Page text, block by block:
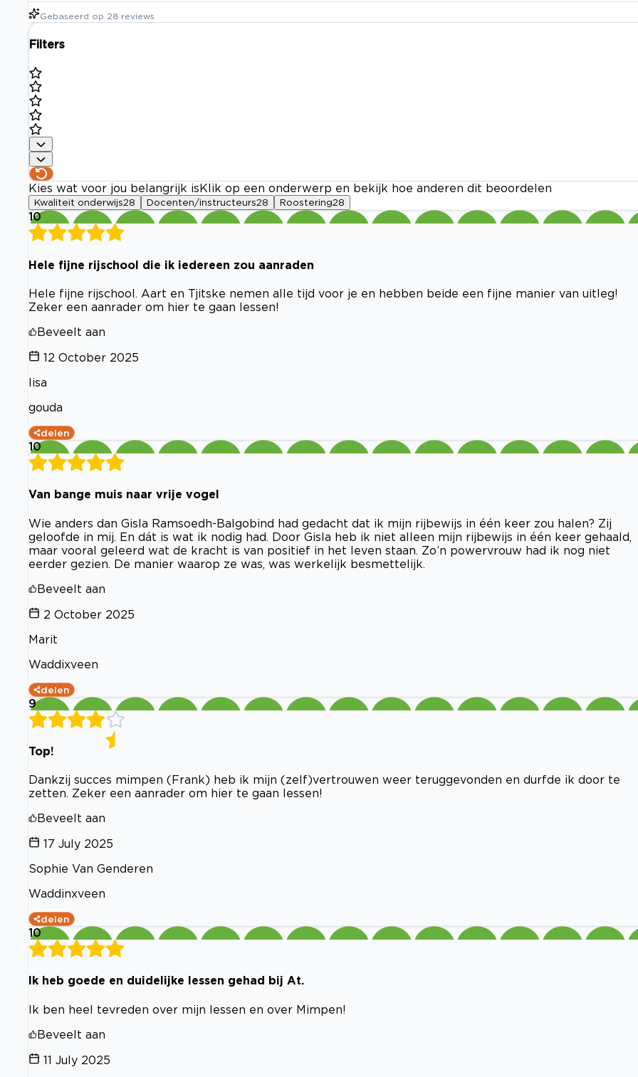
Gebaseerd op 28 reviews
Filters
Kies wat voor jou belangrijk is Klik op een onderwerp en bekijk hoe anderen dit beoordelen
Kwaliteit onderwijs28 Docenten/instructeurs28 Roostering28
10
Hele fijne rijschool die ik iedereen zou aanraden
Hele fijne rijschool. Aart en Tjitske nemen alle tijd voor je en hebben beide een fijne manier van uitleg!
Zeker een aanrader om hier te gaan lessen!
Beveelt aan
12 October 2025
lisa
gouda
delen
10
Van bange muis naar vrije vogel
Wie anders dan Gisla Ramsoedh-Balgobind had gedacht dat ik mijn rijbewijs in één keer zou halen? Zij
geloofde in mij. En dát is wat ik nodig had. Door Gisla heb ik niet alleen mijn rijbewijs in één keer gehaald,
maar vooral geleerd wat de kracht is van positief in het leven staan. Zo’n powervrouw had ik nog niet
eerder gezien. De manier waarop ze was, was werkelijk besmettelijk.
Beveelt aan
2 October 2025
Marit
Waddixveen
delen
9
Top!
Dankzij succes mimpen (Frank) heb ik mijn (zelf)vertrouwen weer teruggevonden en durfde ik door te
zetten. Zeker een aanrader om hier te gaan lessen!
Beveelt aan
17 July 2025
Sophie Van Genderen
Waddinxveen
delen
10
Ik heb goede en duidelijke lessen gehad bij At.
Ik ben heel tevreden over mijn lessen en over Mimpen!
Beveelt aan
11 July 2025